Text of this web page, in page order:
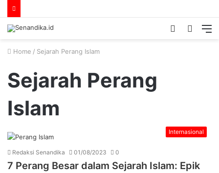
Search
Switch
Home / Sejarah Perang Islam
Sejarah Perang
Islam
Internasional
Redaksi Senandika 01/08/2023 0
7 Perang Besar dalam Sejarah Islam: Epik